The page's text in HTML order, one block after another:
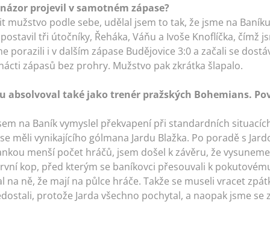
projevil v samotném zápase?
mužstvo podle sebe, udělal jsem to tak, že jsme na
tři útočníky, Řeháka, Váňu a Ivoše Knoflíčka, čímž
porazili i v dalším zápase Budějovice 3:0 a začali se
zápasů bez prohry. Mužstvo pak zkrátka šlapalo.
absolvoval také jako trenér pražských Bohemians.
na Baník vymyslel překvapení při standardních
měli vynikajícího gólmana Jardu Blažka. Po poradě s
menší počet hráčů, jsem došel k závěru, že
kop, před kterým se baníkovci přesouvali k
na ně, že mají na půlce hráče. Takže se museli vracet
protože Jarda všechno pochytal, a naopak jsme